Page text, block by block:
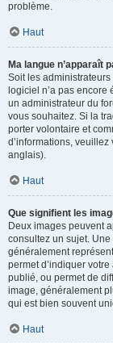
problème.
Haut
Ma langue n’apparaît
Soit les
logiciel n’a pas
un administrateur du
vous souhaitez. Si la
porter volontaire et
d’informations, veuillez
anglais).
Haut
Que signifient les
Deux images peuvent
consultez un sujet.
généralement
permet d’indiquer
publié, ou permet de
image, généralement
qui est bien souvent
Haut